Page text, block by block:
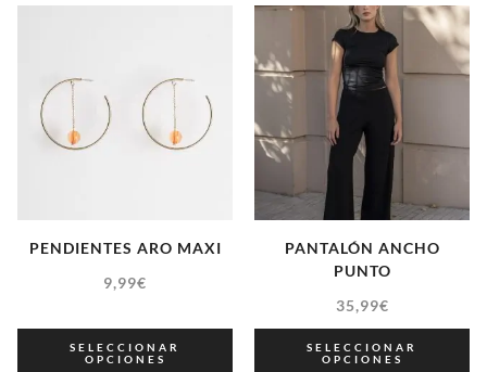
PENDIENTES ARO MAXI
9,99€
SELECCIONAR
OPCIONES
PANTALÓN ANCHO
PUNTO
35,99€
SELECCIONAR
OPCIONES